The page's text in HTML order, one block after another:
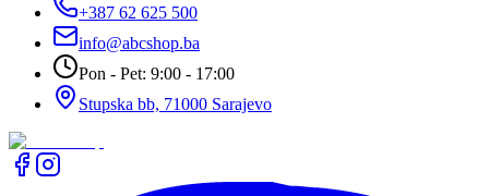
+387 62 625 500
info@abcshop.ba
Pon - Pet: 9:00 - 17:00
Stupska bb, 71000 Sarajevo